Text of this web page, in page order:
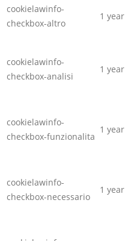
cookielawinfo-
checkbox-altro
1 year
cookielawinfo-
checkbox-analisi
1 year
cookielawinfo-
checkbox-funzionalita
1 year
cookielawinfo-
checkbox-necessario
1 year